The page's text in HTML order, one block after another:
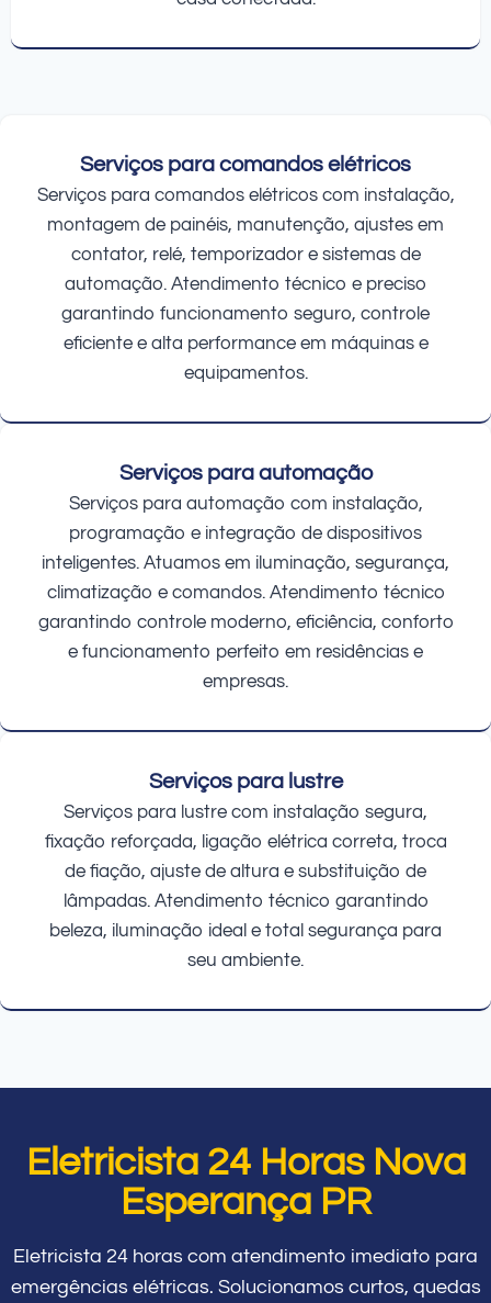
Serviços para comandos elétricos
Serviços para comandos elétricos com instalação,
montagem de painéis, manutenção, ajustes em
contator, relé, temporizador e sistemas de
automação. Atendimento técnico e preciso
garantindo funcionamento seguro, controle
eficiente e alta performance em máquinas e
equipamentos.
Serviços para automação
Serviços para automação com instalação,
programação e integração de dispositivos
inteligentes. Atuamos em iluminação, segurança,
climatização e comandos. Atendimento técnico
garantindo controle moderno, eficiência, conforto
e funcionamento perfeito em residências e
empresas.
Serviços para lustre
Serviços para lustre com instalação segura,
fixação reforçada, ligação elétrica correta, troca
de fiação, ajuste de altura e substituição de
lâmpadas. Atendimento técnico garantindo
beleza, iluminação ideal e total segurança para
seu ambiente.
Eletricista 24 Horas Nova
Esperança PR
Eletricista 24 horas com atendimento imediato para
emergências elétricas. Solucionamos curtos, quedas